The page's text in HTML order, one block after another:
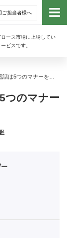
ご担当者様へ
ース市場に上場してい
ビスです。
トッ
つのマナー